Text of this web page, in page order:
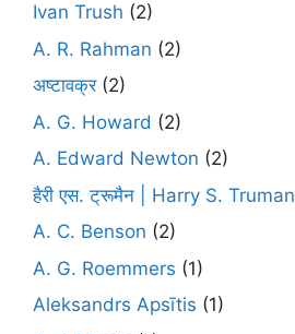
Ivan Trush (2)
A. R. Rahman (2)
अष्टावक्र(2)
A. G. Howard (2)
A. Edward Newton (2)
हैरी एस. ट्रूमैन | Harry S. Truman
A. C. Benson (2)
A. G. Roemmers (1)
Aleksandrs Apsītis (1)